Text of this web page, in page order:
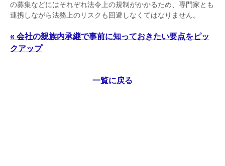
の募集などにはそれぞれ法令上の規制がかかるため、専門家とも
連携しながら法務上のリスクも回避しなくてはなりません。
« 会社の親族内承継で事前に知っておきたい要点をピッ
クアップ
一覧に戻る